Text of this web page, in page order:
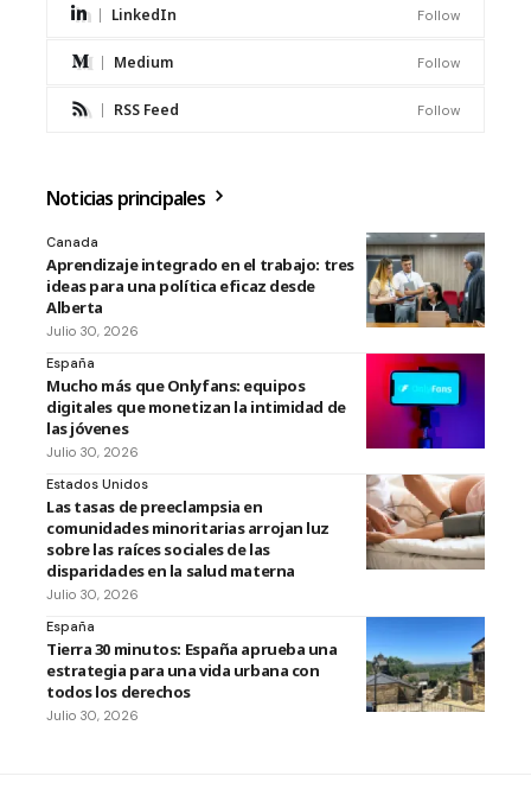
LinkedIn Follow
Medium Follow
RSS Feed Follow
Noticias principales
Canada
Aprendizaje integrado en el trabajo: tres
ideas para una política eficaz desde
Alberta
Julio 30, 2026
España
Mucho más que Onlyfans: equipos
digitales que monetizan la intimidad de
las jóvenes
Julio 30, 2026
Estados Unidos
Las tasas de preeclampsia en
comunidades minoritarias arrojan luz
sobre las raíces sociales de las
disparidades en la salud materna
Julio 30, 2026
España
Tierra 30 minutos: España aprueba una
estrategia para una vida urbana con
todos los derechos
Julio 30, 2026